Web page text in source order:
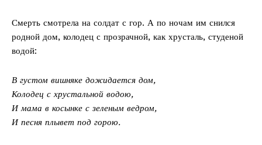
Смерть смотрела на солдат с гор. А по ночам им снился
родной дом, колодец с прозрачной, как хрусталь, студеной
водой:
В густом вишняке дожидается дом,
Колодец с хрустальной водою,
И мама в косынке с зеленым ведром,
И песня плывет под горою.